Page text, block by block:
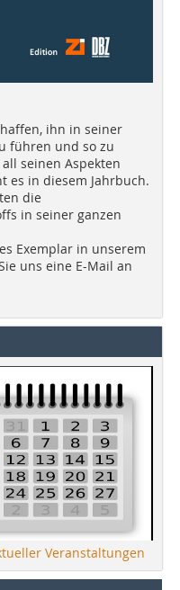
ihn in seiner
führen und so zu
seinen Aspekten
es in diesem Jahrbuch.
die
in seiner ganzen
Exemplar in unserem
uns eine E-Mail an
Veranstaltungen